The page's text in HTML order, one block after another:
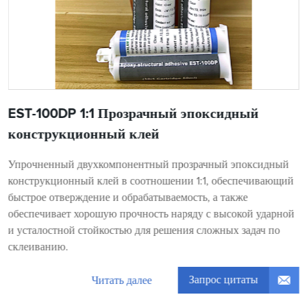
EST-100DP 1:1 Прозрачный эпоксидный
конструкционный клей
Упрочненный двухкомпонентный прозрачный эпоксидный
конструкционный клей в соотношении 1:1, обеспечивающий
быстрое отверждение и обрабатываемость, а также
обеспечивает хорошую прочность наряду с высокой ударной
и усталостной стойкостью для решения сложных задач по
склеиванию.
Читать далее Запрос цитаты